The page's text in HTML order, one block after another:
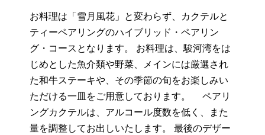
お料理は「雪月風花」と変わらず、カクテルと
ティーペアリングのハイブリッド・ペアリン
グ・コースとなります。 お料理は、駿河湾をは
じめとした魚介類や野菜、メインには厳選され
た和牛ステーキや、その季節の旬をお楽しみい
ただける一皿をご用意しております。 ペアリ
ングカクテルは、アルコール度数を低く、また
量を調整してお出しいたします。 最後のデザー